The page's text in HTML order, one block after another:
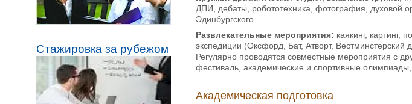
Стажировка за рубежом
ДПИ, дебаты, робототехника, фотография, духовой
Эдинбургского.
Развлекательные мероприятия: каякинг, картинг,
экспедиции (Оксфорд, Бат, Атворт,
Регулярно проводятся совместные мероприятия с
фестиваль, академические и спортивные олимпиады,
Академическая подготовка